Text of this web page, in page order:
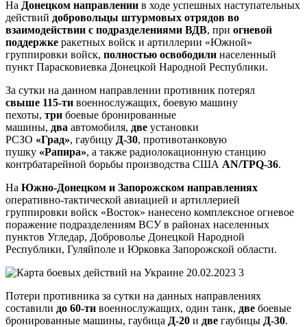
На Донецком направлении в ходе успешных наступательных
действий добровольцы штурмовых отрядов во
взаимодействии с подразделениями ВДВ, при огневой
поддержке ракетных войск и артиллерии «Южной»
группировки войск, полностью освободили населенный
пункт Парасковиевка Донецкой Народной Республики.
За сутки на данном направлении противник потерял
свыше 115-ти военнослужащих, боевую машину
пехоты, три боевые бронированные
машины, два автомобиля, две установки
РСЗО «Град», гаубицу Д-30, противотанковую
пушку «Рапира», а также радиолокационную станцию
контрбатарейной борьбы производства США AN/TPQ-36.
На Южно-Донецком и Запорожском направлениях
оперативно-тактической авиацией и артиллерией
группировки войск «Восток» нанесено комплексное огневое
поражение подразделениям ВСУ в районах населенных
пунктов Угледар, Доброволье Донецкой Народной
Республики, Гуляйполе и Юрковка Запорожской области.
Потери противника за сутки на данных направлениях
составили до 60-ти военнослужащих, один танк, две боевые
бронированные машины, гаубица Д-20 и две гаубицы Д-30.